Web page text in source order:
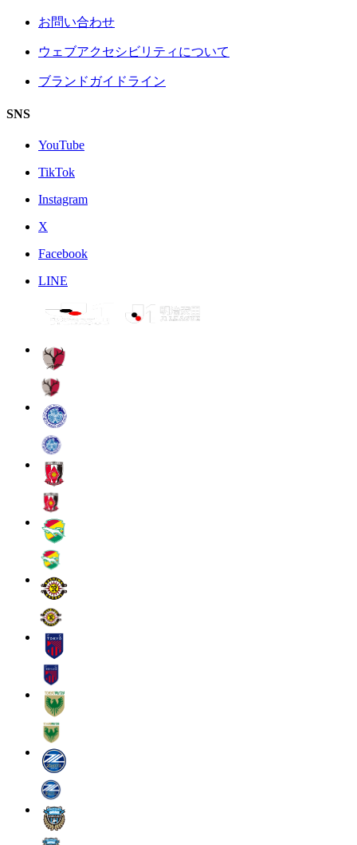
お問い合わせ
ウェブアクセシビリティについて
ブランドガイドライン
SNS
YouTube
TikTok
Instagram
X
Facebook
LINE